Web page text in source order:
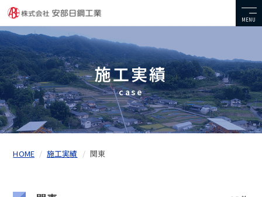
MENU
施工実績
case
HOME 施工実績 関東